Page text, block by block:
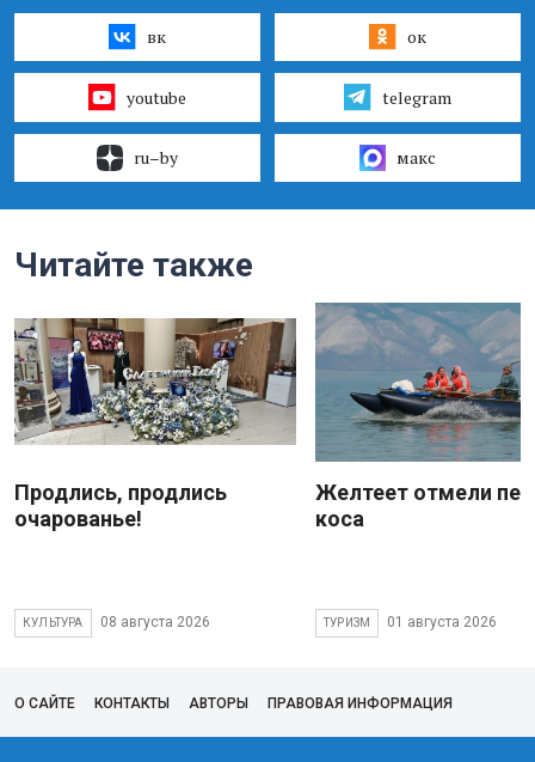
вк ок
youtube telegram
ru–by макс
Читайте также
Продлись, продлись
очарованье!
КУЛЬТУРА 08 августа 2026
Желтеет отмели
коса
ТУРИЗМ 01 августа 2026
О САЙТЕ КОНТАКТЫ АВТОРЫ ПРАВОВАЯ ИНФОРМАЦИЯ